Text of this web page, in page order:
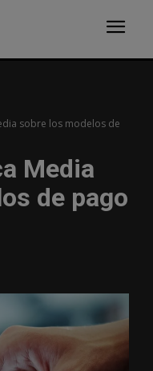
sobre los modelos de
Media
de pago